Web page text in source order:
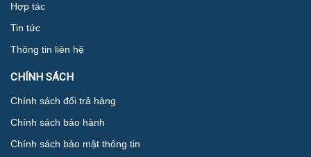
Hợp tác
Tin tức
Thông tin liên hệ
CHÍNH SÁCH
Chính sách đổi trả hàng
Chính sách bảo hành
Chính sách bảo mật thông tin